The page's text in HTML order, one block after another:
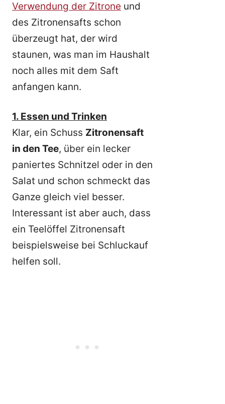
Verwendung der Zitrone und
des Zitronensafts schon
überzeugt hat, der wird
staunen, was man im Haushalt
noch alles mit dem Saft
anfangen kann.
1. Essen und Trinken
Klar, ein Schuss Zitronensaft
in den Tee, über ein lecker
paniertes Schnitzel oder in den
Salat und schon schmeckt das
Ganze gleich viel besser.
Interessant ist aber auch, dass
ein Teelöffel Zitronensaft
beispielsweise bei Schluckauf
helfen soll.